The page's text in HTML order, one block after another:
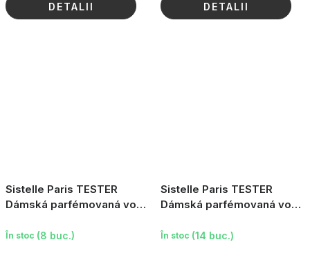
DETALII DETALII
Sistelle Paris TESTER
Dámská parfémovaná voda
În stoc (8 buc.)
Sistelle Paris TESTER
Dámská parfémovaná voda
În stoc (14 buc.)